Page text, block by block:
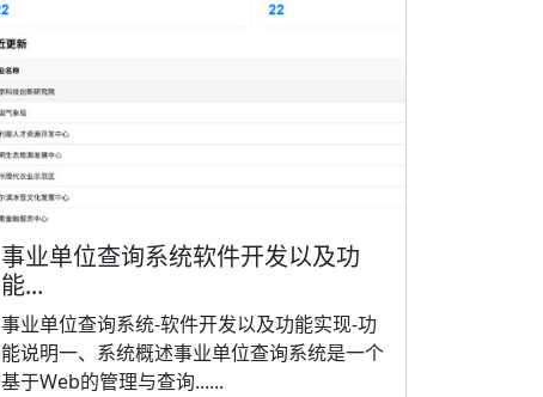
事业单位查询系统软件开发以及功
能...
事业单位查询系统-软件开发以及功能实现-功
能说明一、系统概述事业单位查询系统是一个
基于Web的管理与查询......